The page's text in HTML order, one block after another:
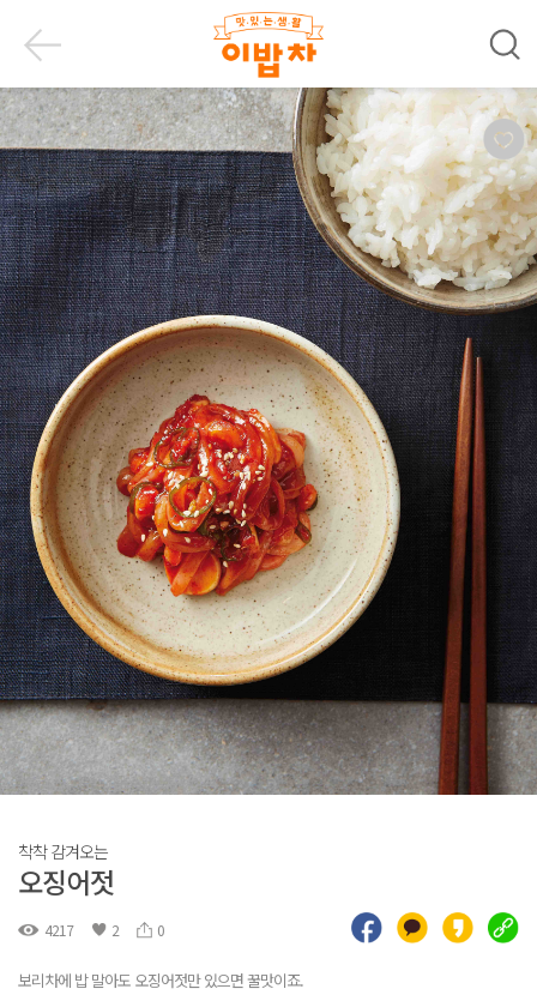
착착 감겨오는
오징어젓
4217 2 0
보리차에 밥 말아도 오징어젓만 있으면 꿀맛이죠.